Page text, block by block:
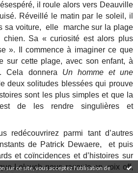
sur ce site, vous acceptez l'utilisation de
il roule alors vers Deauville
Réveillé le matin par le soleil, il
sa voiture, elle marche sur la plage
Sa « curiosité est alors plus
». Il commence à imaginer ce que
sur cette plage, avec son enfant, à
Cela donnera Un homme et une
deux solitudes blessées qui prouve
sont les plus simples et que la
de les rendre singulières et
redécouvrirez parmi tant d’autres
de Patrick Dewaere, et puis
et coïncidences et d’histoires sur
Lelouch nous raconte en voix off,